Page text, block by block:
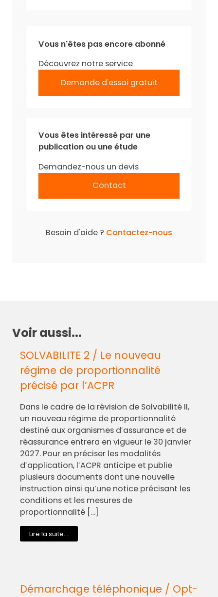
Vous n'êtes pas encore abonné
Découvrez notre service
Demande d'essai gratuit
Vous êtes intéressé par une
publication ou une étude
Demandez-nous un devis
Contact
Besoin d'aide ? Contactez-nous
Voir aussi...
SOLVABILITE 2 / Le nouveau
régime de proportionnalité
précisé par l’ACPR
Dans le cadre de la révision de Solvabilité II,
un nouveau régime de proportionnalité
destiné aux organismes d’assurance et de
réassurance entrera en vigueur le 30 janvier
2027. Pour en préciser les modalités
d’application, l’ACPR anticipe et publie
plusieurs documents dont une nouvelle
instruction ainsi qu’une notice précisant les
conditions et les mesures de
proportionnalité […]
Lire la suite...
Démarchage téléphonique / Opt-